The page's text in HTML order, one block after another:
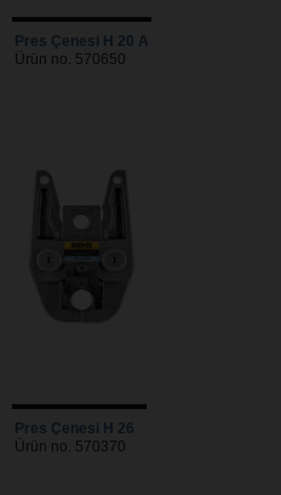
Pres Çenesi H 20 A
Ürün no. 570650
Pres Çenesi H 26
Ürün no. 570370